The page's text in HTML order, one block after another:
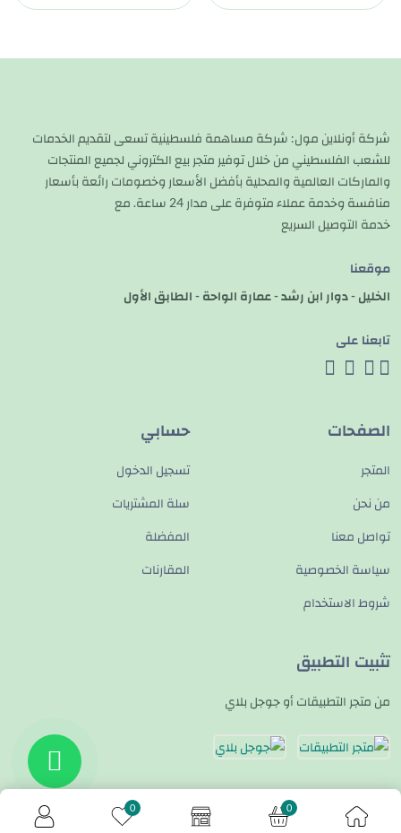
0
0 تواصل معنا
شركة أونلاين مول: شركة مساهمة فلسطينية تسعى لتقديم الخدمات
للشعب الفلسطيني من خلال توفير متجر بيع الكتروني لجميع المنتجات
والماركات العالمية والمحلية بأفضل الأسعار وخصومات رائعة بأسعار
منافسة وخدمة عملاء متوفرة على مدار 24 ساعة. مع
خدمة التوصيل السريع
موقعنا
الخليل - دوار ابن رشد - عمارة الواحة - الطابق الأول
تابعنا على
الصفحات
المتجر
من نحن
تواصل معنا
سياسة الخصوصية
شروط الاستخدام
حسابي
تسجيل الدخول
سلة المشتريات
المفضلة
المقارنات
تثبيت التطبيق
من متجر التطبيقات أو جوجل بلاي